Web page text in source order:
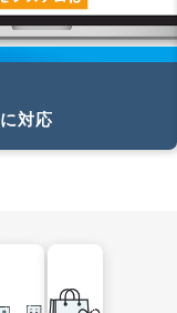
に対応